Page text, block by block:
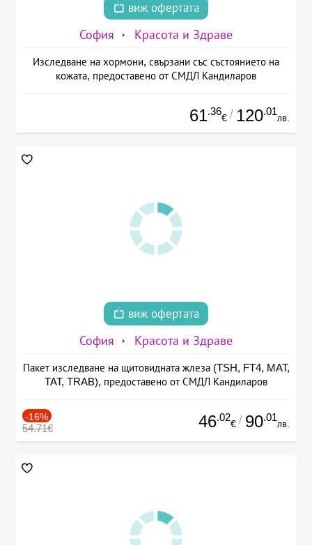
виж офертата
София Красота и Здраве
Изследване на хормони, свързани със състоянието на
кожата, предоставено от СМДЛ Кандиларов
61.36
€ / 120.01
лв.
виж офертата
София Красота и Здраве
Пакет изследване на щитовидната жлеза (TSH, FT4, MAT,
TAT, TRAB), предоставено от СМДЛ Кандиларов
-16%
54.71€ 46.02
€ / 90.01
лв.